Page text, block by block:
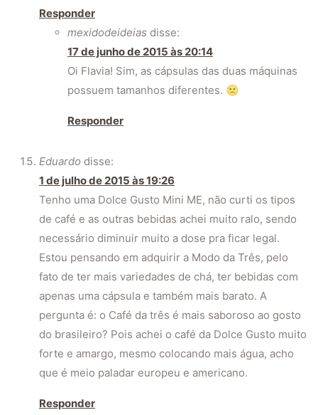
Responder
mexidodeideias disse:
17 de junho de 2015 às 20:14
Oi Flavia! Sim, as cápsulas das duas máquinas
possuem tamanhos diferentes. 🙁
Responder
Eduardo disse:
1 de julho de 2015 às 19:26
Tenho uma Dolce Gusto Mini ME, não curti os tipos
de café e as outras bebidas achei muito ralo, sendo
necessário diminuir muito a dose pra ficar legal.
Estou pensando em adquirir a Modo da Três, pelo
fato de ter mais variedades de chá, ter bebidas com
apenas uma cápsula e também mais barato. A
pergunta é: o Café da três é mais saboroso ao gosto
do brasileiro? Pois achei o café da Dolce Gusto muito
forte e amargo, mesmo colocando mais água, acho
que é meio paladar europeu e americano.
Responder